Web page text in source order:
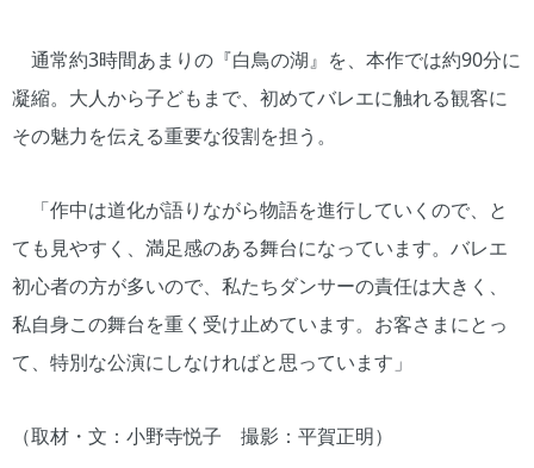
通常約3時間あまりの『白鳥の湖』を、本作では約90分に
凝縮。大人から子どもまで、初めてバレエに触れる観客に
その魅力を伝える重要な役割を担う。
「作中は道化が語りながら物語を進行していくので、と
ても見やすく、満足感のある舞台になっています。バレエ
初心者の方が多いので、私たちダンサーの責任は大きく、
私自身この舞台を重く受け止めています。お客さまにとっ
て、特別な公演にしなければと思っています」
（取材・文：小野寺悦子 撮影：平賀正明）